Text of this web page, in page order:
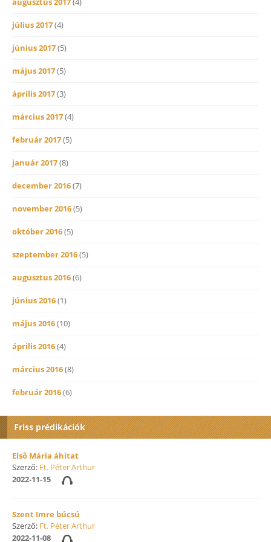
július 2017(4)
június 2017(5)
május 2017(5)
április 2017(3)
március 2017(4)
február 2017(5)
január 2017(8)
december 2016(7)
november 2016(5)
október 2016(5)
szeptember 2016(5)
augusztus 2016(6)
június 2016(1)
május 2016(10)
április 2016(4)
március 2016(8)
február 2016(6)
Friss prédikációk
Első Mária áhitat
Szerző: Ft. Péter Arthur
2022-11-15
Szent Imre búcsú
Szerző: Ft. Péter Arthur
2022-11-08